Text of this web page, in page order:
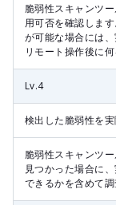
脆弱性スキャンツ
用可否を確認しま
が可能な場合には
リモート操作後に
Lv.4
検出した脆弱性を
脆弱性スキャンツ
見つかった場合に
できるかを含めて調